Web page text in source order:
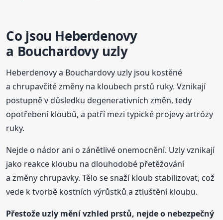
Co jsou Heberdenovy
a Bouchardovy uzly
Heberdenovy a Bouchardovy uzly jsou kostěné
a chrupavčité změny na kloubech prstů ruky. Vznikají
postupně v důsledku degenerativních změn, tedy
opotřebení kloubů, a patří mezi typické projevy artrózy
ruky.
Nejde o nádor ani o zánětlivé onemocnění. Uzly vznikají
jako reakce kloubu na dlouhodobé přetěžování
a změny chrupavky. Tělo se snaží kloub stabilizovat, což
vede k tvorbě kostních výrůstků a ztluštění kloubu.
Přestože uzly mění vzhled prstů, nejde o nebezpečný